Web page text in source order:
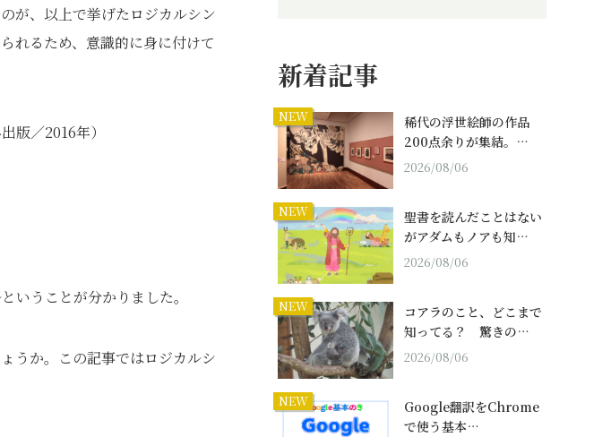
が、以上で挙げたロジカルシン
れるため、意識的に身に付けて
版／2016年）
いうことが分かりました。
うか。この記事ではロジカルシ
新着記事
NEW
稀代の浮世絵師の作品
200点余りが集結。…
2026/08/06
NEW
聖書を読んだことはない
がアダムもノアも知…
2026/08/06
NEW
コアラのこと、どこまで
知ってる？ 驚きの…
2026/08/06
NEW
Google翻訳をChrome
で使う基本…